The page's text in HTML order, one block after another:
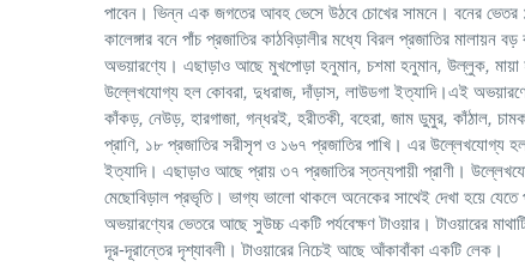
পাবেন। ভিন্ন এক জগতের আবহ ভেসে উঠবে চোখের সামনে। বনের ভেতর
কালেঙ্গার বনে পাঁচ প্রজাতির কাঠবিড়ালীর মধ্যে বিরল প্রজাতির
অভয়ারণ্যে। এছাড়াও আছে মুখপোড়া হনুমান, চশমা হনুমান, উল্লুক,
উল্লেখযোগ্য হল কোবরা, দুধরাজ, দাঁড়াস, লাউডগা ইত্যাদি।এই
কাঁকড়, নেউড়, হারগাজা, গন্ধরই, হরীতকী, বহেরা, জাম ডুমুর, কাঁঠাল,
প্রাণি, ১৮ প্রজাতির সরীসৃপ ও ১৬৭ প্রজাতির পাখি। এর উল্লেখযোগ্য
ইত্যাদি। এছাড়াও আছে প্রায় ৩৭ প্রজাতির স্তন্যপায়ী প্রাণী।
মেছোবিড়াল প্রভৃতি। ভাগ্য ভালো থাকলে অনেকের সাথেই দেখা হয়ে
অভয়ারণ্যের ভেতরে আছে সুউচ্চ একটি পর্যবেক্ষণ টাওয়ার। টাওয়ারের
দূর-দূরান্তের দৃশ্যাবলী। টাওয়ারের নিচেই আছে আঁকাবাঁকা একটি লেক।